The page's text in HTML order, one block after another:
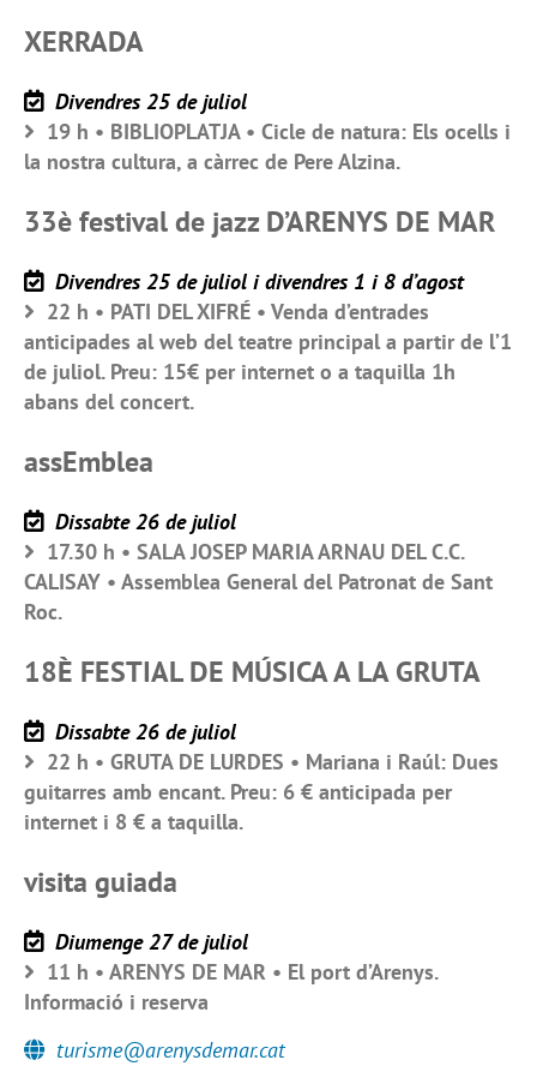
XERRADA
Divendres 25 de juliol
19 h • BIBLIOPLATJA • Cicle de natura: Els ocells i
la nostra cultura, a càrrec de Pere Alzina.
33è festival de jazz D’ARENYS DE MAR
Divendres 25 de juliol i divendres 1 i 8 d’agost
22 h • PATI DEL XIFRÉ • Venda d’entrades
anticipades al web del teatre principal a partir de l’1
de juliol. Preu: 15€ per internet o a taquilla 1h
abans del concert.
assEmblea
Dissabte 26 de juliol
17.30 h • SALA JOSEP MARIA ARNAU DEL C.C.
CALISAY • Assemblea General del Patronat de Sant
Roc.
18È FESTIAL DE MÚSICA A LA GRUTA
Dissabte 26 de juliol
22 h • GRUTA DE LURDES • Mariana i Raúl: Dues
guitarres amb encant. Preu: 6 € anticipada per
internet i 8 € a taquilla.
visita guiada
Diumenge 27 de juliol
11 h • ARENYS DE MAR • El port d’Arenys.
Informació i reserva
turisme@arenysdemar.cat